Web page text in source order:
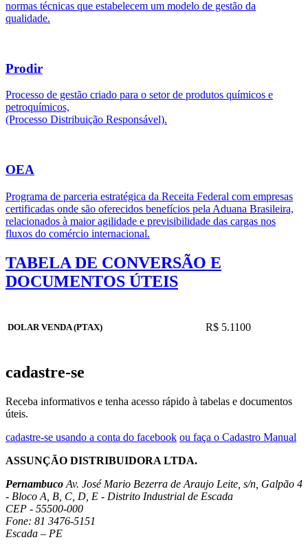
normas técnicas que estabelecem um modelo de gestão da
qualidade.
Prodir
Processo de gestão criado para o setor de produtos químicos e
petroquímicos,
(Processo Distribuição Responsável).
OEA
Programa de parceria estratégica da Receita Federal com empresas
certificadas onde são oferecidos benefícios pela Aduana Brasileira,
relacionados à maior agilidade e previsibilidade das cargas nos
fluxos do comércio internacional.
TABELA DE CONVERSÃO E
DOCUMENTOS ÚTEIS
DOLAR VENDA (PTAX) R$ 5.1100
cadastre-se
Receba informativos e tenha acesso rápido à tabelas e documentos
úteis.
cadastre-se usando a conta do facebook ou faça o Cadastro Manual
ASSUNÇÃO DISTRIBUIDORA LTDA.
Pernambuco Av. José Mario Bezerra de Araujo Leite, s/n, Galpão 4
- Bloco A, B, C, D, E - Distrito Industrial de Escada
CEP - 55500-000
Fone: 81 3476-5151
Escada – PE